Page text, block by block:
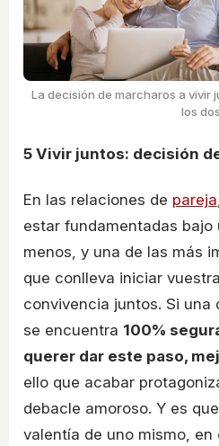
La decisión de marcharos a vivir
los dos
5 Vivir juntos: decisión
En las relaciones de pareja
estar fundamentadas bajo
menos, y una de las más
que conlleva iniciar
convivencia juntos. Si una
se encuentra 100%
querer dar este paso,
ello que acabar
debacle amoroso. Y es
valentía de uno mismo, en